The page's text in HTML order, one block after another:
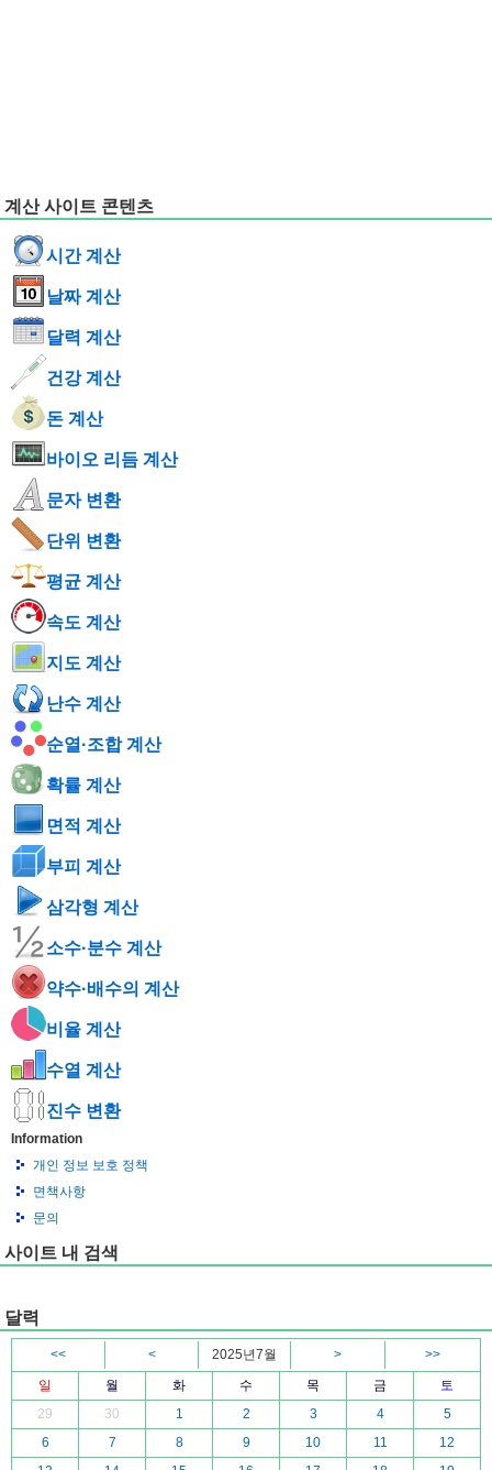
계산 사이트 콘텐츠
시간 계산
날짜 계산
달력 계산
건강 계산
돈 계산
바이오 리듬 계산
문자 변환
단위 변환
평균 계산
속도 계산
지도 계산
난수 계산
순열·조합 계산
확률 계산
면적 계산
부피 계산
삼각형 계산
소수·분수 계산
약수·배수의 계산
비율 계산
수열 계산
진수 변환
Information
개인 정보 보호 정책
면책사항
문의
사이트 내 검색
달력
<< < 2025년7월 >
>>
일
월 화 수 목 금
토
29
30 1 2 3 4
5
6
7 8 9 10 11
12